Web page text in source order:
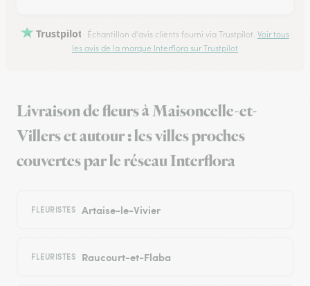
Trustpilot Échantillon d'avis clients fourni via Trustpilot. Voir tous
les avis de la marque Interflora sur Trustpilot
Livraison de fleurs à Maisoncelle-et-
Villers et autour : les villes proches
couvertes par le réseau Interflora
FLEURISTES Artaise-le-Vivier
FLEURISTES Raucourt-et-Flaba